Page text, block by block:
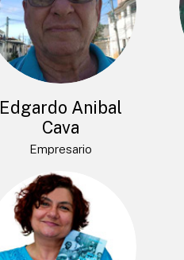
Edgardo Anibal
Cava
Empresario